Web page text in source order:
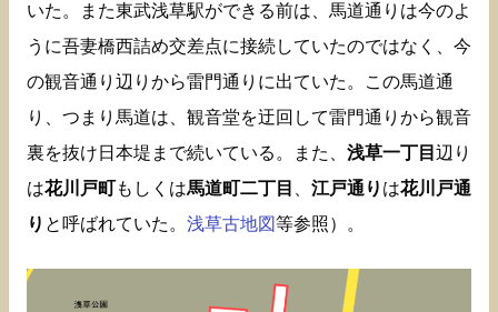
いた。また東武浅草駅ができる前は、馬道通りは今のよ
うに吾妻橋西詰め交差点に接続していたのではなく、今
の観音通り辺りから雷門通りに出ていた。この馬道通
り、つまり馬道は、観音堂を迂回して雷門通りから観音
裏を抜け日本堤まで続いている。また、 浅草一丁目 辺り
は花川戸町もしくは馬道町二丁目 江戸通り は花川戸通
り と呼ばれていた。 浅草古地図等参照）。